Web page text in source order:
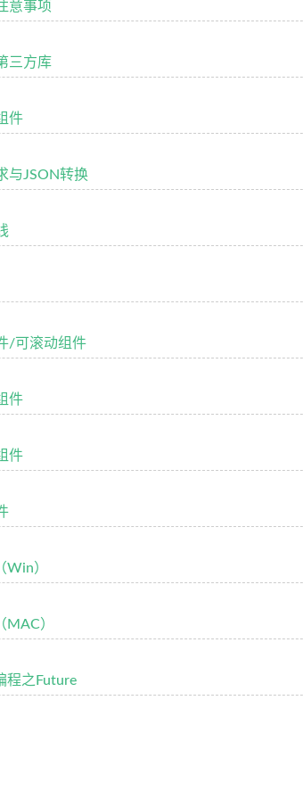
意事项
三方库
件
与JSON转换
/可滚动组件
件
件
Win）
）
程之Future